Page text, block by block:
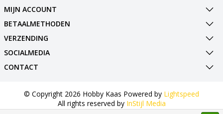
MIJN ACCOUNT
BETAALMETHODEN
VERZENDING
SOCIALMEDIA
CONTACT
© Copyright 2026 Hobby Kaas Powered by Lightspeed
All rights reserved by InStijl Media